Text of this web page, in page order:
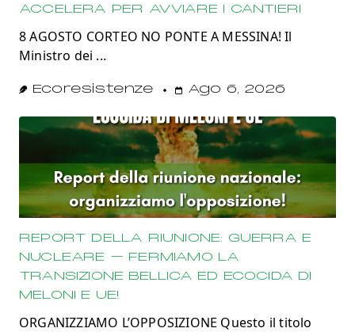
ACCELERA PER AVVIARE I CANTIERI
8 AGOSTO CORTEO NO PONTE A MESSINA! Il
Ministro dei ...
Ecoresistenze Ago 6, 2026
REPORT DELLA RIUNIONE: GUERRA E
NUCLEARE – FERMIAMO LA
TRANSIZIONE BELLICA ED ECOCIDA DI
MELONI E UE!
ORGANIZZIAMO L’OPPOSIZIONE Questo il titolo